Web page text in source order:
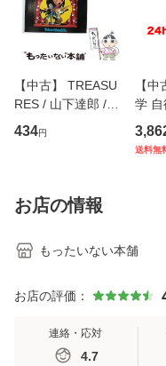
【中古】 TREASU
RES / 山下達郎 /
イーストウエス
ト・ジャパン [CD]
434円
【
学 自
専門
ジメ
送料無
お店の情報
もったいない本舗
お店の評価：
連絡・応対
4.7